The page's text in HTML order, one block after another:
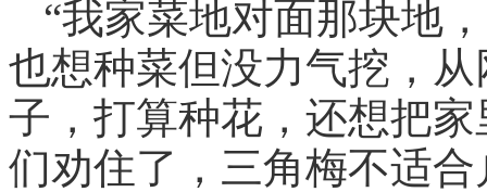
“我家菜地对面那块地
也想种菜但没力气挖，
子，打算种花，还想把
们劝住了，三角梅不适